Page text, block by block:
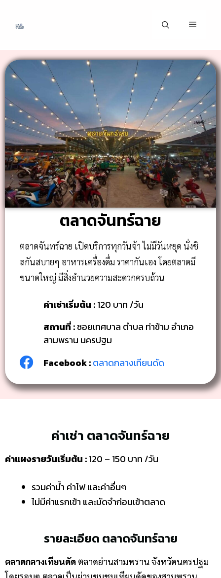
ตลาดจันทร์ฉาย
ตลาดจันทร์ฉาย เปิดบริการทุกวันจ้า ไม่มีวันหยุด นั่งชิ
ลกันสบายๆ อาหารเครื่องดื่ม ราคากันเอง โดยตลาดมี
ขนาดใหญ่ มีสิ่งอำนวยความสะดวกครบถ้วน
ค่าเช่าเริ่มต้น :120 บาท /วัน
สถานที่ :ซอยเทศบาล ตำบล ท่าข้าม อำเภอ
สามพราน นครปฐม
Facebook :ตลาดกลางเทียนดัด
ค่าเช่า ตลาดจันทร์ฉาย
ค่าแผงรายวันเริ่มต้น :120 – 150 บาท /วัน
รวมค่าน้ำ ค่าไฟ และค่าอื่นๆ
ไม่มีค่าแรกเข้า และมัดจำก่อนเข้าตลาด
รายละเอียด ตลาดจันทร์ฉาย
ตลาดกลางเทียนดัด ตลาดย่านสามพราน จังหวัดนครปฐม